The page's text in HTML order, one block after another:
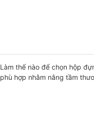
Làm thế nào để chọn hộp
phù hợp nhằm nâng tầm